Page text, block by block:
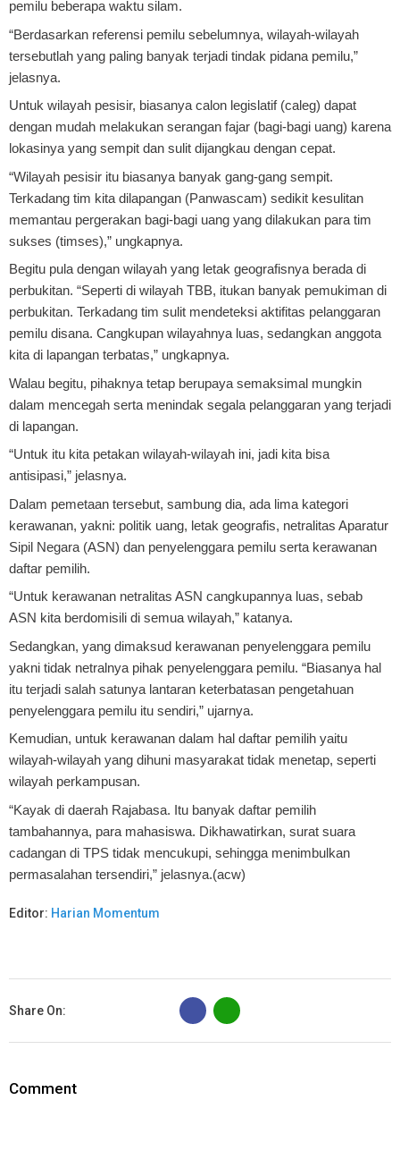
pemilu beberapa waktu silam.
“Berdasarkan referensi pemilu sebelumnya, wilayah-wilayah
tersebutlah yang paling banyak terjadi tindak pidana pemilu,”
jelasnya.
Untuk wilayah pesisir, biasanya calon legislatif (caleg) dapat
dengan mudah melakukan serangan fajar (bagi-bagi uang) karena
lokasinya yang sempit dan sulit dijangkau dengan cepat.
“Wilayah pesisir itu biasanya banyak gang-gang sempit.
Terkadang tim kita dilapangan (Panwascam) sedikit kesulitan
memantau pergerakan bagi-bagi uang yang dilakukan para tim
sukses (timses),” ungkapnya.
Begitu pula dengan wilayah yang letak geografisnya berada di
perbukitan. “Seperti di wilayah TBB, itukan banyak pemukiman di
perbukitan. Terkadang tim sulit mendeteksi aktifitas pelanggaran
pemilu disana. Cangkupan wilayahnya luas, sedangkan anggota
kita di lapangan terbatas,” ungkapnya.
Walau begitu, pihaknya tetap berupaya semaksimal mungkin
dalam mencegah serta menindak segala pelanggaran yang terjadi
di lapangan.
“Untuk itu kita petakan wilayah-wilayah ini, jadi kita bisa
antisipasi,” jelasnya.
Dalam pemetaan tersebut, sambung dia, ada lima kategori
kerawanan, yakni: politik uang, letak geografis, netralitas Aparatur
Sipil Negara (ASN) dan penyelenggara pemilu serta kerawanan
daftar pemilih.
“Untuk kerawanan netralitas ASN cangkupannya luas, sebab
ASN kita berdomisili di semua wilayah,” katanya.
Sedangkan, yang dimaksud kerawanan penyelenggara pemilu
yakni tidak netralnya pihak penyelenggara pemilu. “Biasanya hal
itu terjadi salah satunya lantaran keterbatasan pengetahuan
penyelenggara pemilu itu sendiri,” ujarnya.
Kemudian, untuk kerawanan dalam hal daftar pemilih yaitu
wilayah-wilayah yang dihuni masyarakat tidak menetap, seperti
wilayah perkampusan.
“Kayak di daerah Rajabasa. Itu banyak daftar pemilih
tambahannya, para mahasiswa. Dikhawatirkan, surat suara
cadangan di TPS tidak mencukupi, sehingga menimbulkan
permasalahan tersendiri,” jelasnya.(acw)
Editor: Harian Momentum
Share On:
B
Comment